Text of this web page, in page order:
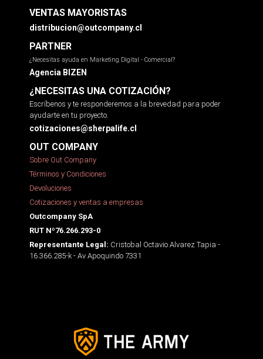
VENTAS MAYORISTAS
distribucion@outcompany.cl
PARTNER
¿Necesitas ayuda en Marketing Digital - Comercial?
Agencia BIZEN
¿NECESITAS UNA COTIZACIÓN?
Escríbenos y te responderemos a la brevedad para poder
ayudarte en tu proyecto.
cotizaciones@sherpalife.cl
OUT COMPANY
Sobre Out Company
Términos y Condiciones
Devoluciones
Cotizaciones y ventas a empresas
Outcompany SpA
RUT Nº76.266.293-0
Representante Legal: Cristobal Octavio Alvarez Tapia -
16.366.285-k - Av Apoquindo 7331